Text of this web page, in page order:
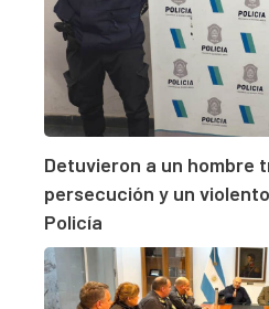
Detuvieron a un hombre
persecución y un
Policía